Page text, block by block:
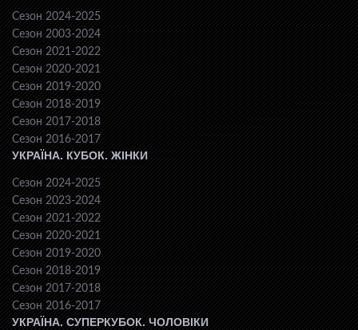
Сезон 2024-2025
Сезон 2003-2024
Сезон 2021-2022
Сезон 2020-2021
Сезон 2019-2020
Сезон 2018-2019
Сезон 2017-2018
Сезон 2016-2017
УКРАЇНА. КУБОК. ЖІНКИ
Сезон 2024-2025
Сезон 2023-2024
Сезон 2021-2022
Сезон 2020-2021
Сезон 2019-2020
Сезон 2018-2019
Сезон 2017-2018
Сезон 2016-2017
УКРАЇНА. СУПЕРКУБОК. ЧОЛОВІКИ